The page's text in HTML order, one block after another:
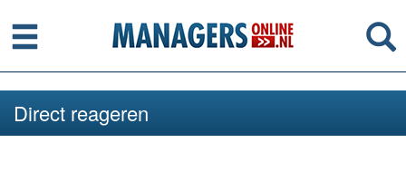
Menu
Direct reageren